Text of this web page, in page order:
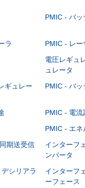
PMIC - バッ
ラ
PMIC - レ
電圧レギュ
ュレータ
ギュレー
PMIC - バッ
PMIC - 電流
PMIC - エネ
期送受信
インターフ
ンバータ
シリアラ
インターフ
ーフェース